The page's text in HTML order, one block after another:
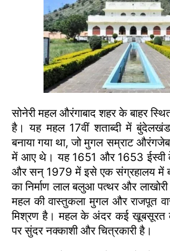
सोनेरी महल औरंगाबाद शहर के बाहर
है। यह महल 17वीं शताब्दी में बुंदेलखंड
बनाया गया था, जो मुगल सम्राट
में आए थे। यह 1651 और 1653 ईस्वी के
और सन् 1979 में इसे एक संग्रहालय में
का निर्माण लाल बलुआ पत्थर और
महल की वास्तुकला मुगल और राजपूत
मिश्रण है। महल के अंदर कई खूबसूरत
पर सुंदर नक्काशी और चित्रकारी है।